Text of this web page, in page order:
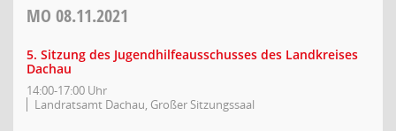
MO 08.11.2021
5. Sitzung des Jugendhilfeausschusses des Landkreises
Dachau
14:00-17:00 Uhr
Landratsamt Dachau, Großer Sitzungssaal